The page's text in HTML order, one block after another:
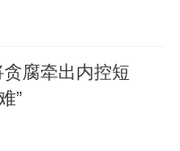
贪腐牵出内控短
”